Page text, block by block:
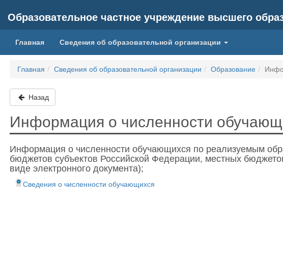
Образовательное частное учреждение высшего
Главная Сведения об образовательной организации
Главная Сведения об образовательной организации Образование
Назад
Информация о численности
Информация о численности обучающихся по реализуемым
бюджетов субъектов Российской Федерации, местных
виде электронного документа);
Сведения о численности обучающихся